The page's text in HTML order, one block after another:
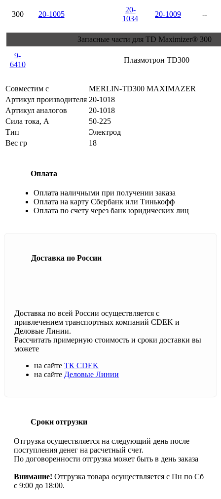
300 20-1005
20-
1034
20-1009 --
Запасные части для TD Maximizer® 300
9-
6410
Плазмотрон TD300
Совместим с
MERLIN-TD300 MAXIMAZER
Артикул производителя 20-1018
Артикул аналогов
20-1018
Сила тока, А
50-225
Тип
Электрод
Вес гр
18
Оплата
Оплата наличными при получении заказа
Оплата на карту Сбербанк или Тинькофф
Оплата по счету через банк юридических лиц
Доставка по России
Доставка по всей России осуществляется с
привлечением транспортных компаний CDEK и
Деловые Линии.
Рассчитать примерную стоимость и сроки доставки вы
можете
на сайте ТК CDEK
на сайте Деловые Линии
Сроки отгрузки
Отгрузка осуществляется на следующий день после
поступления денег на расчетный счет.
По договоренности отгрузка может быть в день заказа
Внимание! Отгрузка товара осуществляется с Пн по Сб
с 9:00 до 18:00.